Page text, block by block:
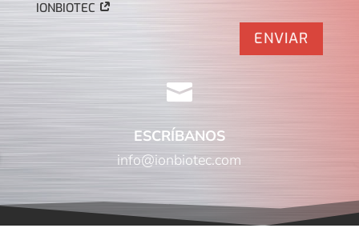
IONBIOTEC
ENVIAR

ESCRÍBANOS
info@ionbiotec.com